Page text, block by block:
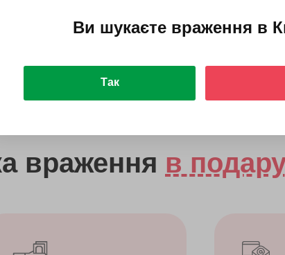
враження в
Ви шукаєте враження в
Так